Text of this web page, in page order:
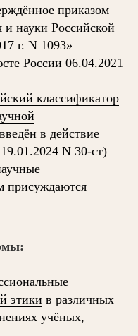
приказом
и науки Российской
г. N 1093»
России 06.04.2021
классификатор
в действие
N 30-ст)
присуждаются
этики в различных
учёных,